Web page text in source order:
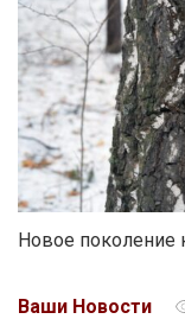
Новое поколение
Ваши Новости